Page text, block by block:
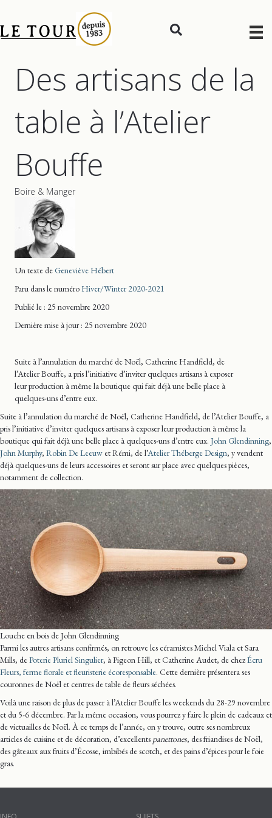
Des artisans de la
table à l’Atelier
Bouffe
Boire & Manger
Un texte deGeneviève Hébert
Paru dans le numéroHiver/Winter 2020-2021
Publié le : 25 novembre 2020
Dernière mise à jour: 25 novembre 2020
Suite à l’annulation du marché de Noël, Catherine Handfield, de
l’Atelier Bouffe, a pris l’initiative d’inviter quelques artisans à exposer
leur production à même la boutique qui fait déjà une belle place à
quelques-uns d’entre eux.
Suite à l’annulation du marché de Noël, Catherine Handfield, de l’Atelier Bouffe, a
pris l’initiative d’inviter quelques artisans à exposer leur production à même la
boutique qui fait déjà une belle place à quelques-uns d’entre eux. John Glendinning,
John Murphy, Robin De Leeuw et Rémi, de l’Atelier Théberge Design, y vendent
déjà quelques-uns de leurs accessoires et seront sur place avec quelques pièces,
notamment de collection.
Louche en bois de John Glendinning
Parmi les autres artisans confirmés, on retrouve les céramistes Michel Viala et Sara
Mills, dePoterie Pluriel Singulier, à Pigeon Hill, et Catherine Audet, de chezÉcru
Fleurs, ferme florale et fleuristerie écoresponsable. Cette dernière présentera ses
couronnes de Noël et centres de table de fleurs séchées.
Voilà une raison de plus de passer à l’Atelier Bouffe les weekends du 28-29 novembre
et du 5-6 décembre. Par la même occasion, vous pourrez y faire le plein de cadeaux et
de victuailles de Noël. À ce temps de l’année, on y trouve, outre ses nombreux
articles de cuisine et de décoration, d’excellents panettones, des friandises de Noël,
des gâteaux aux fruits d’Écosse, imbibés de scotch, et des pains d’épices pour le foie
gras.